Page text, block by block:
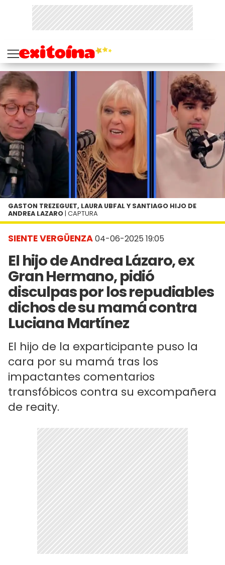
SIENTE VERGÜENZA04-06-2025 19:05
El hijo de Andrea Lázaro, ex
Gran Hermano, pidió
disculpas por los repudiables
dichos de su mamá contra
Luciana Martínez
El hijo de la exparticipante puso la
cara por su mamá tras los
impactantes comentarios
transfóbicos contra su excompañera
de reaity.
GASTON TREZEGUET, LAURA UBFAL Y SANTIAGO HIJO DE
ANDREA LAZARO | CAPTURA